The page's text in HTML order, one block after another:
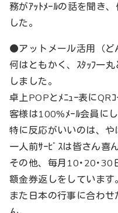
務がｱｯﾄﾒｰﾙの話を聞き
した。
●アットメール活用（ど
何はともかく、ｽﾀｯﾌ一
しました。
卓上POPとﾒﾆｭｰ表にQR
客様は100%ﾒｰﾙ会員にし
特に反応がいいのは、や
一人前ｻｰﾋﾞｽは皆さん喜
その他、毎月10･20･30
額金券返しをしています。
また日本の行事に合わ